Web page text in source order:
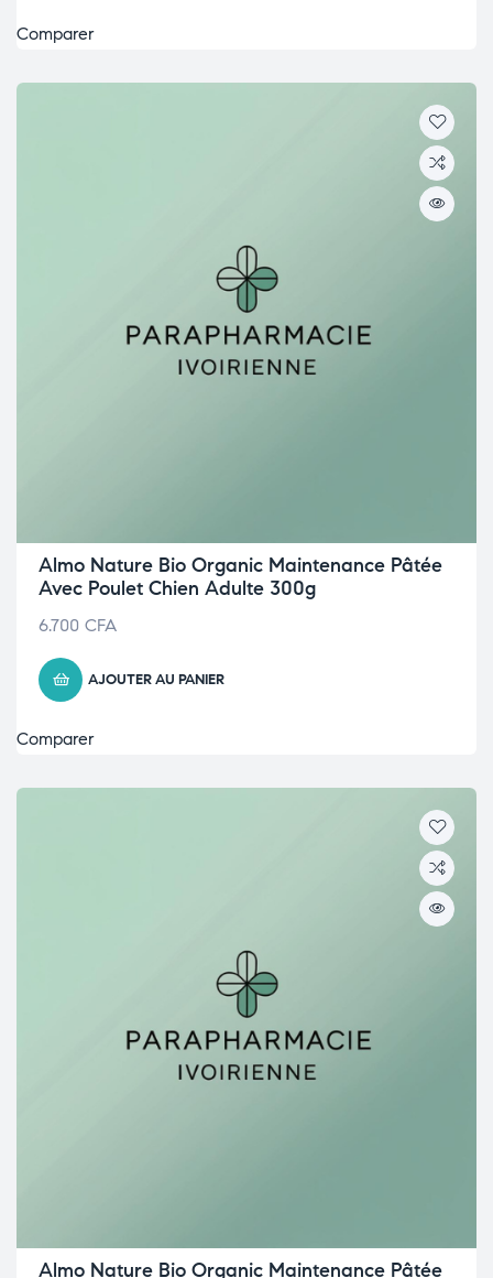
Comparer
Almo Nature Bio Organic Maintenance Pâtée
Avec Poulet Chien Adulte 300g
6.700 CFA
AJOUTER AU PANIER
Comparer
Almo Nature Bio Organic Maintenance Pâtée